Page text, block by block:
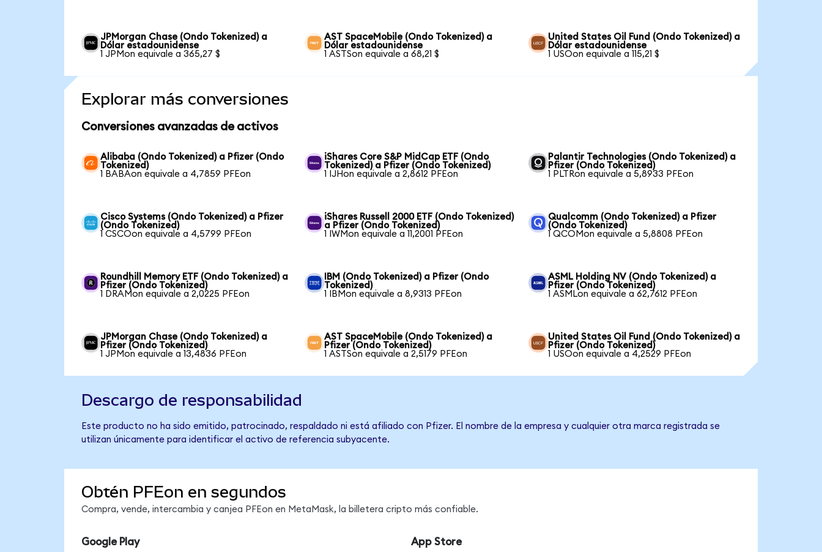
JPMorgan Chase (Ondo Tokenized) a
Dólar estadounidense
1 JPMon equivale a 365,27 $
AST SpaceMobile (Ondo Tokenized) a
Dólar estadounidense
1 ASTSon equivale a 68,21 $
United States Oil Fund (Ondo Tokenized) a
Dólar estadounidense
1 USOon equivale a 115,21 $
Explorar más conversiones
Conversiones avanzadas de activos
Alibaba (Ondo Tokenized) a Pfizer (Ondo
Tokenized)
1 BABAon equivale a 4,7859 PFEon
iShares Core S&P MidCap ETF (Ondo
Tokenized) a Pfizer (Ondo Tokenized)
1 IJHon equivale a 2,8612 PFEon
Palantir Technologies (Ondo Tokenized) a
Pfizer (Ondo Tokenized)
1 PLTRon equivale a 5,8933 PFEon
Cisco Systems (Ondo Tokenized) a Pfizer
(Ondo Tokenized)
1 CSCOon equivale a 4,5799 PFEon
iShares Russell 2000 ETF (Ondo Tokenized)
a Pfizer (Ondo Tokenized)
1 IWMon equivale a 11,2001 PFEon
Qualcomm (Ondo Tokenized) a Pfizer
(Ondo Tokenized)
1 QCOMon equivale a 5,8808 PFEon
Roundhill Memory ETF (Ondo Tokenized) a
Pfizer (Ondo Tokenized)
1 DRAMon equivale a 2,0225 PFEon
IBM (Ondo Tokenized) a Pfizer (Ondo
Tokenized)
1 IBMon equivale a 8,9313 PFEon
ASML Holding NV (Ondo Tokenized) a
Pfizer (Ondo Tokenized)
1 ASMLon equivale a 62,7612 PFEon
JPMorgan Chase (Ondo Tokenized) a
Pfizer (Ondo Tokenized)
1 JPMon equivale a 13,4836 PFEon
AST SpaceMobile (Ondo Tokenized) a
Pfizer (Ondo Tokenized)
1 ASTSon equivale a 2,5179 PFEon
United States Oil Fund (Ondo Tokenized) a
Pfizer (Ondo Tokenized)
1 USOon equivale a 4,2529 PFEon
Descargo de responsabilidad
Este producto no ha sido emitido, patrocinado, respaldado ni está afiliado con Pfizer. El nombre de la empresa y cualquier otra marca registrada se
utilizan únicamente para identificar el activo de referencia subyacente.
Obtén PFEon en segundos
Compra, vende, intercambia y canjea PFEon en MetaMask, la billetera cripto más confiable.
Google Play App Store